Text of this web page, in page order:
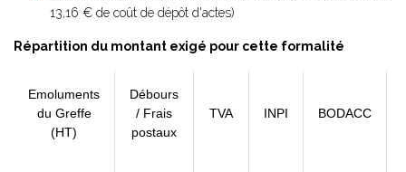
13,16 € de coût de dépôt d'actes)
Répartition du montant exigé pour cette formalité
Emoluments
du Greffe
(HT)
Débours
/ Frais
postaux
TVA INPI BODACC